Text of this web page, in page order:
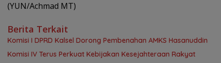
(YUN/Achmad MT)
Berita Terkait
Komisi I DPRD Kalsel Dorong Pembenahan AMKS Hasanuddin
Komisi IV Terus Perkuat Kebijakan Kesejahteraan Rakyat